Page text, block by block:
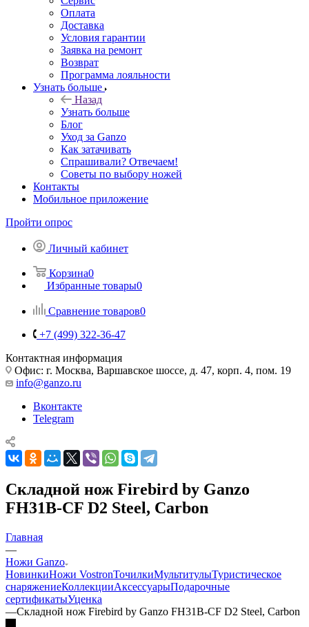
Оплата
Доставка
Условия гарантии
Заявка на ремонт
Возврат
Программа лояльности
Узнать больше
Назад
Узнать больше
Блог
Уход за Ganzo
Как затачивать
Спрашивали? Отвечаем!
Советы по выбору ножей
Контакты
Мобильное приложение
Пройти опрос
Личный кабинет
Корзина0
Избранные товары0
Сравнение товаров0
+7 (499) 322-36-47
Контактная информация
Офис: г. Москва, Варшавское шоссе, д. 47, корп. 4, пом. 19
info@ganzo.ru
Вконтакте
Telegram
Складной нож Firebird by Ganzo
FH31B-CF D2 Steel, Carbon
Главная
—
Ножи Ganzo
НовинкиНожи VostronТочилкиМультитулыТуристическое
снаряжениеКоллекцииАксессуарыПодарочные
сертификатыУценка
—Складной нож Firebird by Ganzo FH31B-CF D2 Steel, Carbon